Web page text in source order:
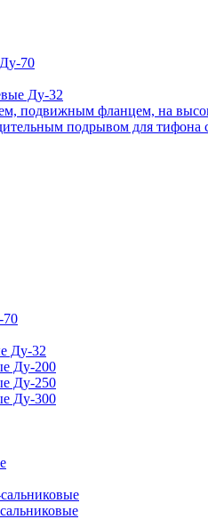
70
Ду-32
подвижным фланцем, на
подрывом для тифона
70
Ду-32
Ду-200
Ду-250
Ду-300